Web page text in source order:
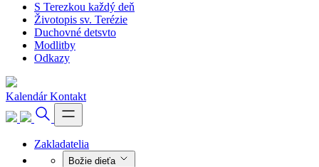
S Terezkou každý deň
Životopis sv. Terézie
Duchovné detsvto
Modlitby
Odkazy
KalendárKontakt
Zakladatelia
Božie dieťa